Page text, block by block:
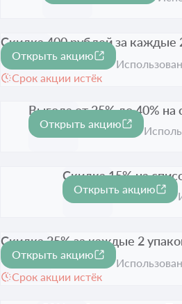
400 ₽
Скидка 400 рублей за каждые
товаров Корега
Срок акции истёк
Открыть акцию
-40%
Выгода от 25% до 40%
Срок акции истёк
Открыть акцию
-15%
Скидка 15% на
Срок акции истёк
Открыть акцию
-25%
Скидка 25% за каждые 2
Институт
Срок акции истёк
Открыть акцию